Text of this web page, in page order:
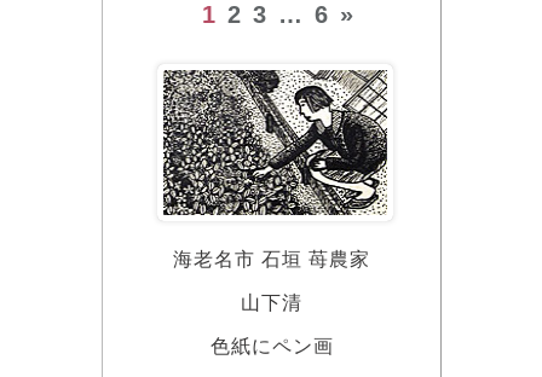
1 2 3 … 6 »
海老名市 石垣 苺農家
山下清
色紙にペン画